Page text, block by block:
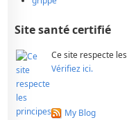
Site santé certifié
Ce site respecte les
Vérifiez ici.
My Blog